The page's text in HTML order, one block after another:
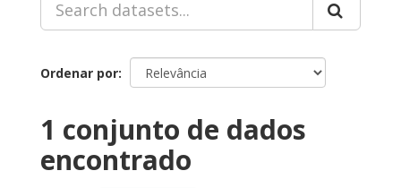
Ordenar por
1 conjunto de dados
encontrado